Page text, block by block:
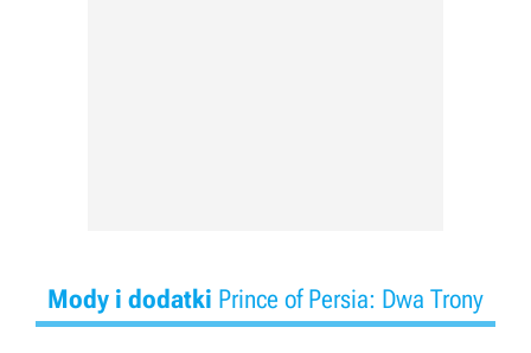
Mody i dodatki Prince of Persia: Dwa Trony